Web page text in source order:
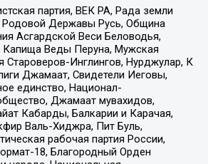
партия, ВЕК РА, Рада земли
Родовой Державы Русь, Община
Асгардской Веси Беловодья,
Капища Веды Перуна, Мужская
Староверов-Инглингов, Нурджулар, К
Джамаат, Свидетели Иеговы,
единство, Национал-
Джамаат мувахидов,
Кабарды, Балкарии и Карачая,
Валь-Хиджра, Пит Буль,
рабочая партия России,
18, Благородный Орден